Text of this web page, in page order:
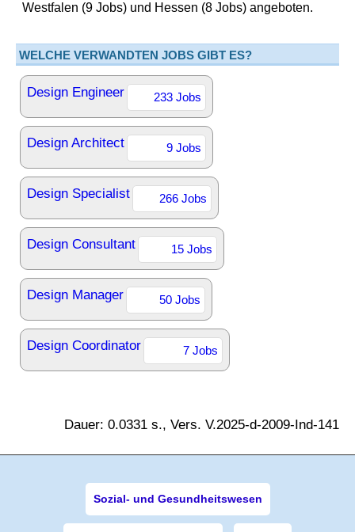
Westfalen (9 Jobs) und Hessen (8 Jobs) angeboten.
WELCHE VERWANDTEN JOBS GIBT ES?
Design Engineer 233 Jobs
Design Architect 9 Jobs
Design Specialist 266 Jobs
Design Consultant 15 Jobs
Design Manager 50 Jobs
Design Coordinator 7 Jobs
Dauer: 0.0331 s., Vers. V.2025-d-2009-Ind-141
Sozial- und Gesundheitswesen